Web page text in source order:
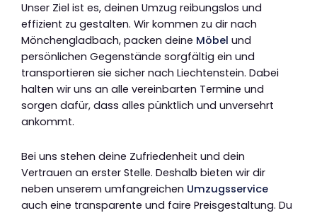
Unser Ziel ist es, deinen Umzug reibungslos und
effizient zu gestalten. Wir kommen zu dir nach
Mönchengladbach, packen deine Möbel und
persönlichen Gegenstände sorgfältig ein und
transportieren sie sicher nach Liechtenstein. Dabei
halten wir uns an alle vereinbarten Termine und
sorgen dafür, dass alles pünktlich und unversehrt
ankommt.
Bei uns stehen deine Zufriedenheit und dein
Vertrauen an erster Stelle. Deshalb bieten wir dir
neben unserem umfangreichen Umzugsservice
auch eine transparente und faire Preisgestaltung. Du